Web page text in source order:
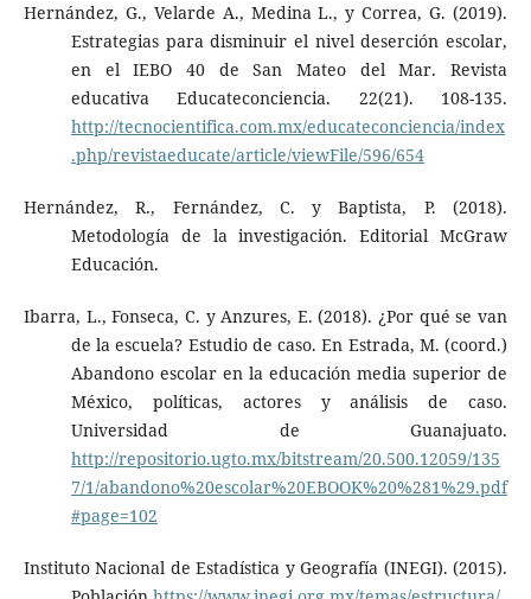
Hernández, G., Velarde A., Medina L., y Correa, G. (2019).
Estrategias para disminuir el nivel deserción escolar,
en el IEBO 40 de San Mateo del Mar. Revista
educativa Educateconciencia. 22(21). 108-135.
http://tecnocientifica.com.mx/educateconciencia/index
.php/revistaeducate/article/viewFile/596/654
Hernández, R., Fernández, C. y Baptista, P. (2018).
Metodología de la investigación. Editorial McGraw
Educación.
Ibarra, L., Fonseca, C. y Anzures, E. (2018). ¿Por qué se van
de la escuela? Estudio de caso. En Estrada, M. (coord.)
Abandono escolar en la educación media superior de
México, políticas, actores y análisis de caso.
Universidad de Guanajuato.
http://repositorio.ugto.mx/bitstream/20.500.12059/135
7/1/abandono%20escolar%20EBOOK%20%281%29.pdf
#page=102
Instituto Nacional de Estadística y Geografía (INEGI). (2015).